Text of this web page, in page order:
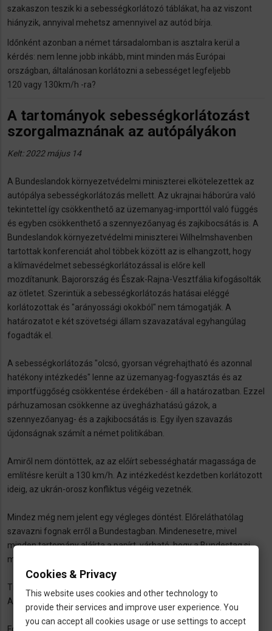
szakaszon teszik ki a sebességkorlátozó táblákat, ha az viszont
hiányzik, annyival mehetsz amennyivel az autód bírja.
Időnként azonban a német társadalomban is asztalra kerül a
kérdés: nem lenne jobb inkább, mint minden más Európai
országban, általánosan korlátozni a sebességet legfeljebb
120 vagy 130km/h -ra?
A tartományok sebességkorlátozást
szorgalmaznának az autópályákon
Kelt: 2022 május 14
A Bundeslandok környezetvédelmi miniszterei elkötelezettek az
autópálya sebességkorlátozás mellett. Az ukrajnai háborúra való
tekintettel így csökkenthető az üzemanyag-importtól való függés
és egyben csökkenthető a szennyezőanyag és zajkibocsátás is. A
Bundeslandok környezetvédelmi miniszterei Wilhelmshavenben
tartottak konferenciát ahol többek között az is elhangzott, hogy
a klímavédelmet sebességkorlátozással is előre kell
mozdítanunk. Bajorország és Észak-Rajna-Vesztfália kifogásolták
az ötletet. Szerintük a sebességkorlátozás hatásai eléggé
korlátozottak és "arányossági okokból" nem támogatják. A
határozatot e két szövetségi állam szavazatával egyhangúlag
fogadták el.
A sebességkorlátozás "olcsó, gyorsan végrehajtható és azonnal
hatékony intézkedés" lenne az üzemanyag-fogyasztás és az
importfüggőség csökkentése érdekében - áll a határozatban. Ezzel
párhuzamosan csökkenne az üvegházhatású gázok, a
szennyezőanyag- és a zajkibocsátás is. Egy ilyen szavazás
újdonságnak számít a német politikában.
Amiről nem döntöttek, az az előírt sebességhatár magassága de
említésre került a 130 km/h. Az intézkedést kezdetben korlátozott
ideig, az ukrán-orosz konfliktus végéig vezetnék.
Mindez még nem jelent egy végleges döntést. Előreláthatólag
szavazni fognak erről a Bundestagban. Mindenesetre, mivel
minden tartomány aláírta a papírt, várható, hogy a Bundestag si
megszavazza.
Ti egyetértetek a sebességkorlátozással a német autópályákon?
Az oldal alján lehet szavazni.
Forrás: Tagesschau.de
Cookies & Privacy
This website uses cookies and other technology to
provide their services and improve user experience. You
you can accept all cookies usage or use settings to accept